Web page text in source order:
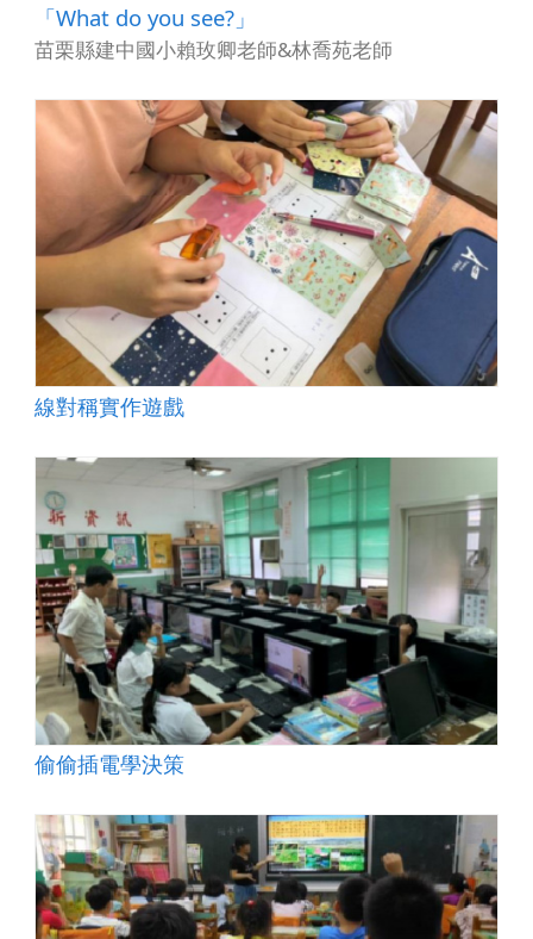
「What do you see?」
苗栗縣建中國小賴玫卿老師&林喬苑老師
線對稱實作遊戲
偷偷插電學決策